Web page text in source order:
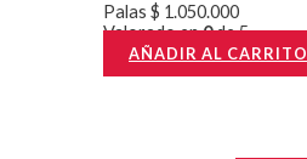
Palas$ 1.050.000
Valorado en0de 5
AÑADIR AL CARRITO